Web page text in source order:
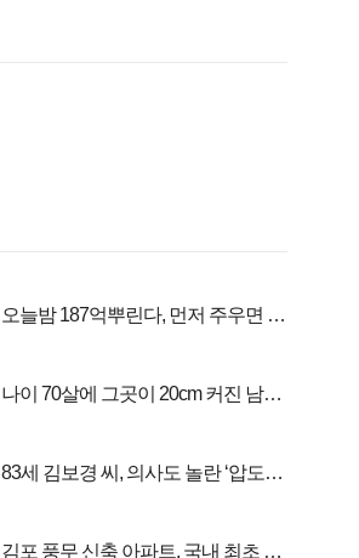
오늘밤 187억뿌린다, 먼저 주우면 최
나이 70살에 그곳이 20cm 커진 남자..
83세 김보경 씨, 의사도 놀란 ‘압도적
김포 풍무 신축 아파트, 국내 최초 반